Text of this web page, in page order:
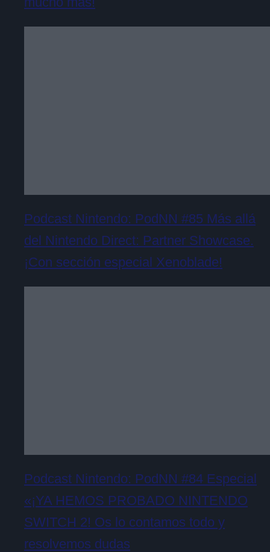
Podcast Nintendo: PodNN #85 Más allá
del Nintendo Direct: Partner Showcase.
¡Con sección especial Xenoblade!
Podcast Nintendo: PodNN #84 Especial
«¡YA HEMOS PROBADO NINTENDO
SWITCH 2! Os lo contamos todo y
resolvemos dudas